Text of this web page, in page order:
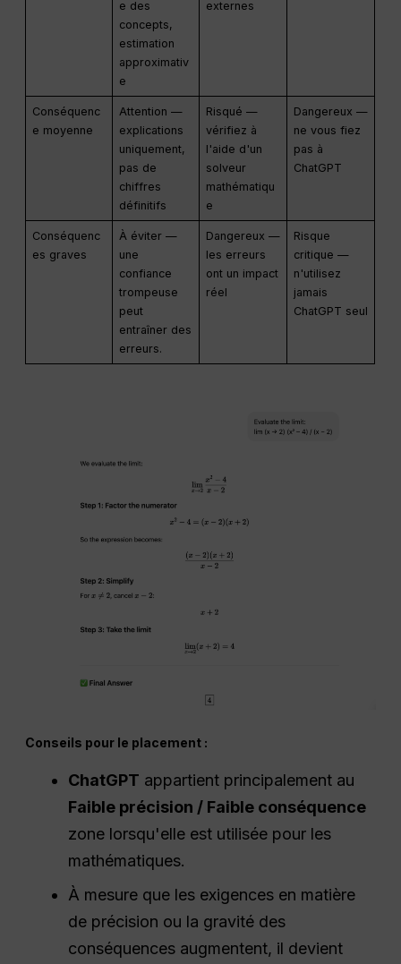
e des
concepts,
estimation
approximativ
e
externes
Conséquenc
e moyenne
Attention —
explications
uniquement,
pas de
chiffres
définitifs
Risqué —
vérifiez à
l'aide d'un
solveur
mathématiqu
e
Dangereux —
ne vous fiez
pas à
ChatGPT
Conséquenc
es graves
À éviter —
une
confiance
trompeuse
peut
entraîner des
erreurs.
Dangereux —
les erreurs
ont un impact
réel
Risque
critique —
n'utilisez
jamais
ChatGPT seul
Conseils pour le placement :
ChatGPT appartient principalement au
Faible précision / Faible conséquence
zone lorsqu'elle est utilisée pour les
mathématiques.
À mesure que les exigences en matière
de précision ou la gravité des
conséquences augmentent, il devient